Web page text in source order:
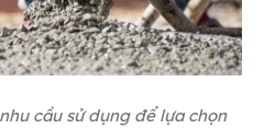
cầu sử dụng để lựa chọn